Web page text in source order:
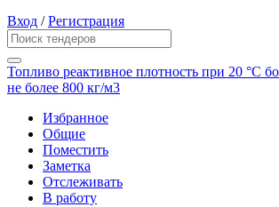
Вход /Регистрация
Топливо реактивное плотность при 20 °С
не более 800 кг/м3
Избранное
Общие
Поместить
Заметка
Отслеживать
В работу